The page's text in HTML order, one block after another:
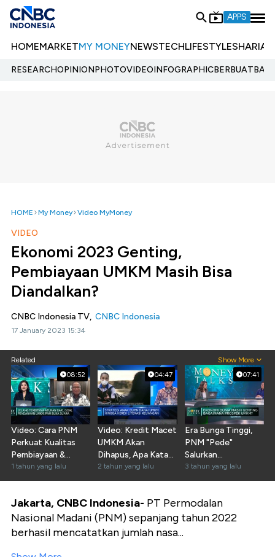
APPS
HOMEMARKETMY MONEYNEWSTECHLIFESTYLESHARIA
RESEARCHOPINIONPHOTOVIDEOINFOGRAPHIC
HOME My Money Video MyMoney
VIDEO
Ekonomi 2023 Genting,
Pembiayaan UMKM Masih Bisa
Diandalkan?
CNBC Indonesia TV, CNBC Indonesia
17 January 2023 15:34
Related Show More
08:52
Video: Cara PNM
Perkuat Kualitas
Pembiayaan &
Tekan Kredit Macet
1 tahun yang lalu
04:47
Video: Kredit Macet
UMKM Akan
Dihapus, Apa Kata
Bos PNM?
2 tahun yang lalu
07:41
Era Bunga Tinggi,
PNM "Pede"
Salurkan
Pembiayaan UMKM
Rp 70 T
3 tahun yang lalu
Jakarta, CNBC Indonesia- PT Permodalan
Nasional Madani (PNM) sepanjang tahun 2022
berhasil mencatatkan jumlah nasa...